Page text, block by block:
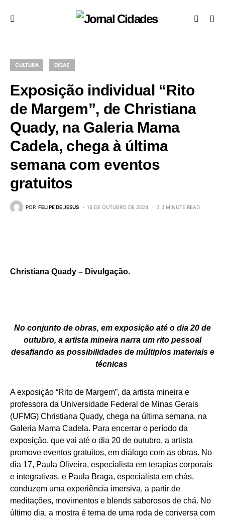
CULTURA DICAS
Exposição individual “Rito
de Margem”, de Christiana
Quady, na Galeria Mama
Cadela, chega à última
semana com eventos
gratuitos
POR FELIPE DE JESUS 16 DE OUTUBRO DE 2024 3 MINUTE READ
Christiana Quady – Divulgação.
No conjunto de obras, em exposição até o dia 20 de
outubro, a artista mineira narra um rito pessoal
desafiando as possibilidades de múltiplos materiais e
técnicas
A exposição “Rito de Margem”, da artista mineira e
professora da Universidade Federal de Minas Gerais
(UFMG) Christiana Quady, chega na última semana, na
Galeria Mama Cadela. Para encerrar o período da
exposição, que vai até o dia 20 de outubro, a artista
promove eventos gratuitos, em diálogo com as obras. No
dia 17, Paula Oliveira, especialista em terapias corporais
e integrativas, e Paula Braga, especialista em chás,
conduzem uma experiência imersiva, a partir de
meditações, movimentos e blends saborosos de chá. No
último dia, a mostra é tema de uma roda de conversa com